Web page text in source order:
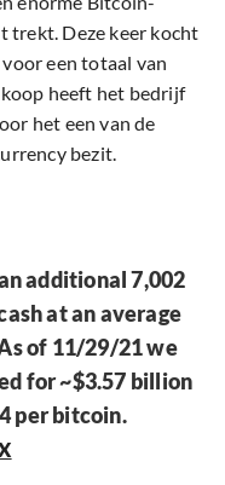
trekt. Deze keer kocht
een totaal van
heeft het bedrijf
het een van de
bezit.
additional 7,002
at an average
of 11/29/21 we
for ~$3.57 billion
per bitcoin.